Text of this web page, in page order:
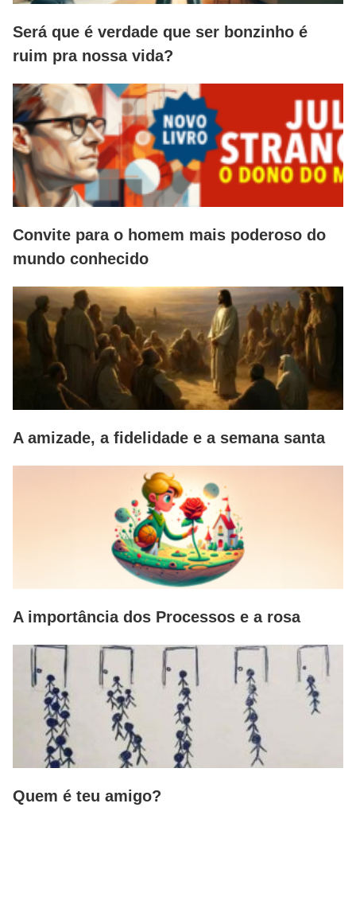
Será que é verdade que ser bonzinho é
ruim pra nossa vida?
Convite para o homem mais poderoso do
mundo conhecido
A amizade, a fidelidade e a semana santa
A importância dos Processos e a rosa
Quem é teu amigo?